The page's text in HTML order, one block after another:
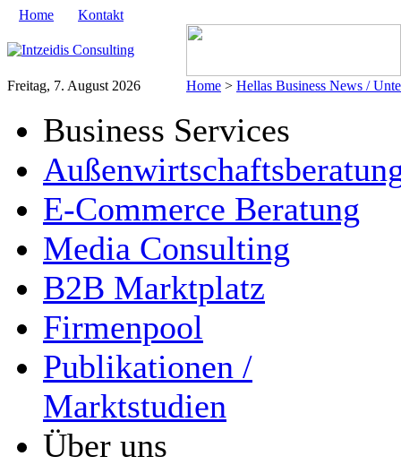
Home Kontakt
Freitag, 7. August 2026 Home > Hellas Business News /
Business Services
E-Commerce Beratung
Media Consulting
B2B Marktplatz
Firmenpool
Publikationen /
Marktstudien
Über uns